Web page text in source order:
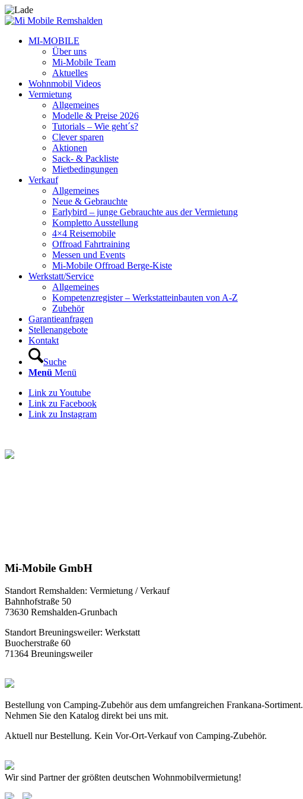
MI-MOBILE
Über uns
Mi-Mobile Team
Aktuelles
Wohnmobil Videos
Vermietung
Allgemeines
Modelle & Preise 2026
Tutorials – Wie geht´s?
Clever sparen
Aktionen
Sack- & Packliste
Mietbedingungen
Verkauf
Allgemeines
Neue & Gebrauchte
Earlybird – junge Gebrauchte aus der Vermietung
Kompletto Ausstellung
4×4 Reisemobile
Offroad Fahrtraining
Messen und Events
Mi-Mobile Offroad Berge-Kiste
Werkstatt/Service
Allgemeines
Kompetenzregister – Werkstatteinbauten von A-Z
Zubehör
Garantieanfragen
Stellenangebote
Kontakt
Suche
Menü Menü
Link zu Youtube
Link zu Facebook
Link zu Instagram
Mi-Mobile GmbH
Standort Remshalden: Vermietung / Verkauf
Bahnhofstraße 50
73630 Remshalden-Grunbach
Standort Breuningsweiler: Werkstatt
Buocherstraße 60
71364 Breuningsweiler
Bestellung von Camping-Zubehör aus dem umfangreichen Frankana-Sortiment.
Nehmen Sie den Katalog direkt bei uns mit.
Aktuell nur Bestellung. Kein Vor-Ort-Verkauf von Camping-Zubehör.
Wir sind Partner der größten deutschen Wohnmobilvermietung!